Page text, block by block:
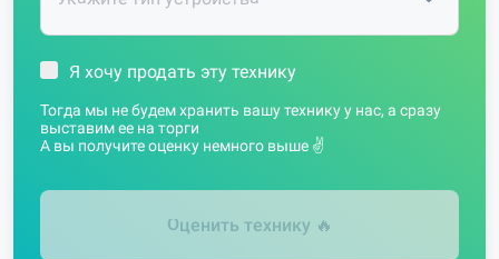
Я хочу продать эту технику
Тогда мы не будем хранить вашу технику у нас, а сразу
выставим ее на торги
А вы получите оценку немного выше ✌️
Оценить технику 🔥